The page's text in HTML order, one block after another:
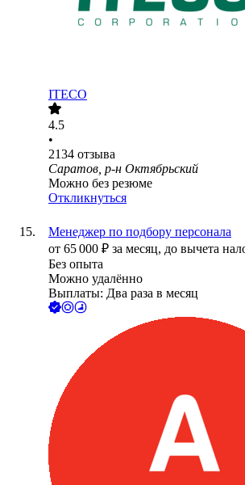
ITECO
4.5
•
2134 отзыва
Саратов, р-н Октябрьский
Можно без резюме
Откликнуться
Менеджер по подбору персонала
от 65 000 ₽ за месяц, до вычета
Без опыта
Можно удалённо
Выплаты: Два раза в месяц